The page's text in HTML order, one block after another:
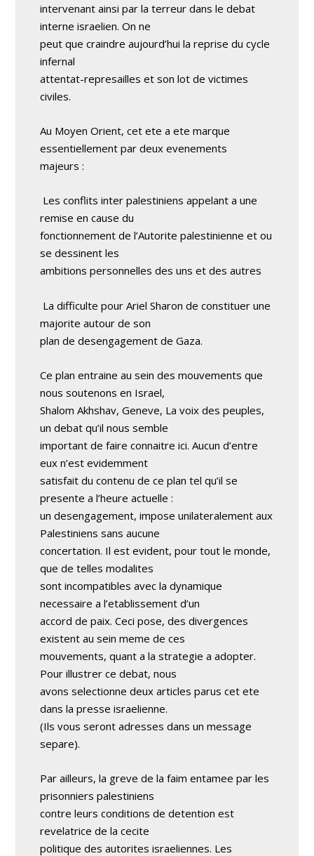
intervenant ainsi par la terreur dans le debat
interne israelien. On ne
peut que craindre aujourd’hui la reprise du cycle
infernal
attentat-represailles et son lot de victimes
civiles.
Au Moyen Orient, cet ete a ete marque
essentiellement par deux evenements
majeurs :
Les conflits inter palestiniens appelant a une
remise en cause du
fonctionnement de l’Autorite palestinienne et ou
se dessinent les
ambitions personnelles des uns et des autres
La difficulte pour Ariel Sharon de constituer une
majorite autour de son
plan de desengagement de Gaza.
Ce plan entraine au sein des mouvements que
nous soutenons en Israel,
Shalom Akhshav, Geneve, La voix des peuples,
un debat qu’il nous semble
important de faire connaitre ici. Aucun d’entre
eux n’est evidemment
satisfait du contenu de ce plan tel qu’il se
presente a l’heure actuelle :
un desengagement, impose unilateralement aux
Palestiniens sans aucune
concertation. Il est evident, pour tout le monde,
que de telles modalites
sont incompatibles avec la dynamique
necessaire a l’etablissement d’un
accord de paix. Ceci pose, des divergences
existent au sein meme de ces
mouvements, quant a la strategie a adopter.
Pour illustrer ce debat, nous
avons selectionne deux articles parus cet ete
dans la presse israelienne.
(Ils vous seront adresses dans un message
separe).
Par ailleurs, la greve de la faim entamee par les
prisonniers palestiniens
contre leurs conditions de detention est
revelatrice de la cecite
politique des autorites israeliennes. Les